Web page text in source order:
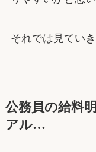
それでは見ていき
公務員の給料
アル…